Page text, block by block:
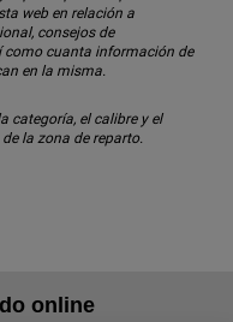
web en relación a
consejos de
cuanta información de
en la misma.
categoría, el calibre y el
la zona de reparto.
online